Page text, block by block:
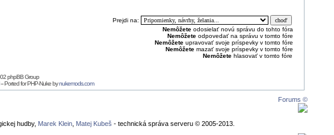
Prejdi na:
Nemôžete odosielať novú správu do tohto fóra
Nemôžete odpovedať na správu v tomto fóre
Nemôžete upravovať svoje príspevky v tomto fóre
Nemôžete mazať svoje príspevky v tomto fóre
Nemôžete hlasovať v tomto fóre
phpBB Group
-- Ported for PHP-Nuke bynukemods.com
Forums ©
hudby, Marek Klein, Matej Kubeš - technická správa serveru © 2005-2013.